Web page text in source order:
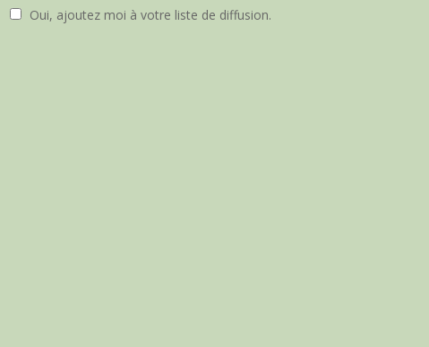
Oui, ajoutez moi à votre liste de diffusion.